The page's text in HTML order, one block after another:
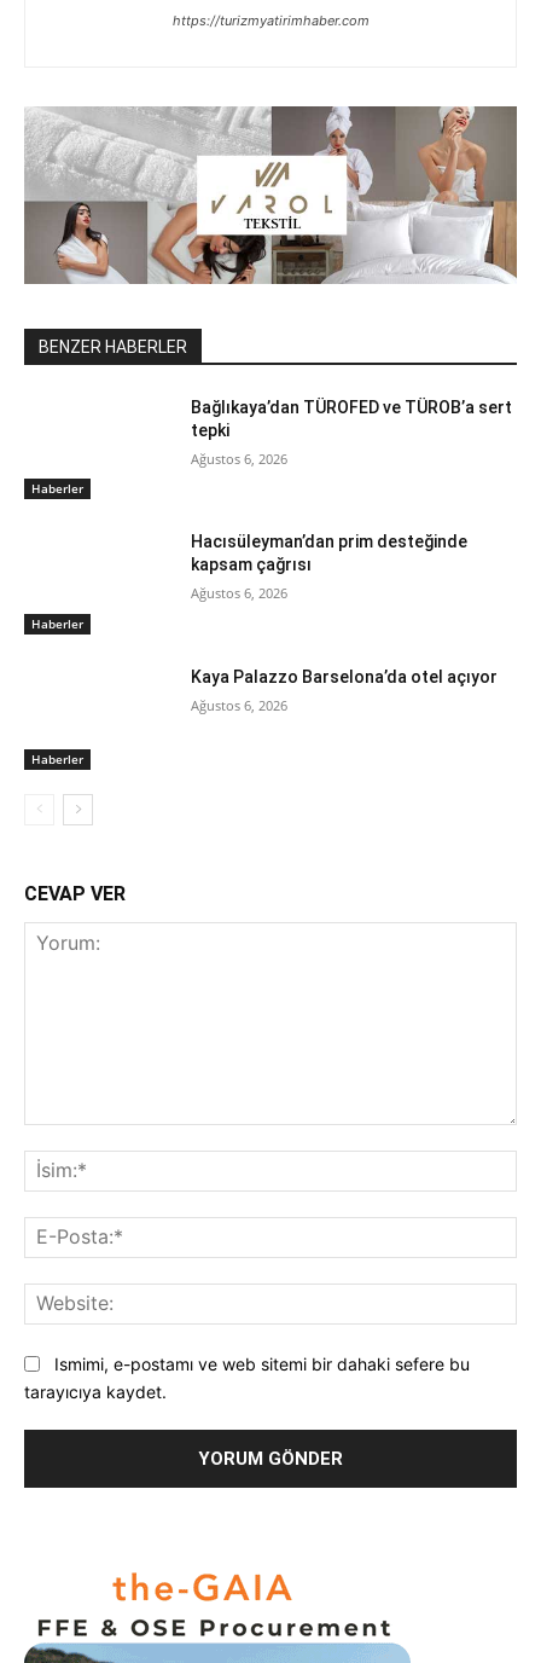
https://turizmyatirimhaber.com
BENZER HABERLER
Haberler
Bağlıkaya’dan TÜROFED ve TÜROB’a sert
tepki
Ağustos 6, 2026
Haberler
Hacısüleyman’dan prim desteğinde
kapsam çağrısı
Ağustos 6, 2026
Haberler
Kaya Palazzo Barselona’da otel açıyor
Ağustos 6, 2026
CEVAP VER
Ismimi, e-postamı ve web sitemi bir dahaki sefere bu
tarayıcıya kaydet.